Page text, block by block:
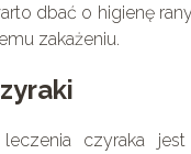
dbać o higienę
zakażeniu.
czyraka